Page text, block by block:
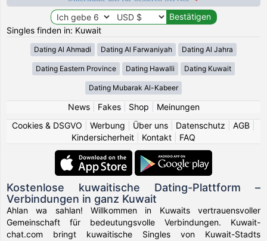
Singles finden in: Kuwait
Dating Al Ahmadi Dating Al Farwaniyah Dating Al Jahra
Dating Eastern Province Dating Hawalli Dating Kuwait
Dating Mubarak Al-Kabeer
News| Fakes| Shop
Meinungen
Cookies & DSGVO
Werbung Über uns Datenschutz AGB
Kindersicherheit
Kontakt FAQ
Kostenlose kuwaitische Dating-Plattform –
Verbindungen in ganz Kuwait
Ahlan wa sahlan! Willkommen in Kuwaits vertrauensvoller
Gemeinschaft für bedeutungsvolle Verbindungen. Kuwait-
chat.com bringt kuwaitische Singles von Kuwait-Stadts